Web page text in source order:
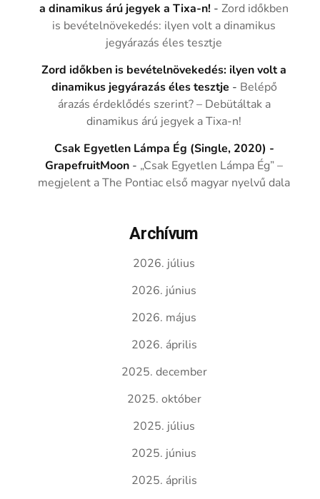
a dinamikus árú jegyek a Tixa-n! -Zord időkben
is bevételnövekedés: ilyen volt a dinamikus
jegyárazás éles tesztje
Zord időkben is bevételnövekedés: ilyen volt a
dinamikus jegyárazás éles tesztje - Belépő
árazás érdeklődés szerint? – Debütáltak a
dinamikus árú jegyek a Tixa-n!
Csak Egyetlen Lámpa Ég (Single, 2020) -
GrapefruitMoon - „Csak Egyetlen Lámpa Ég” –
megjelent a The Pontiac első magyar nyelvű dala
Archívum
2026. július
2026. június
2026. május
2026. április
2025. december
2025. október
2025. július
2025. június
2025. április